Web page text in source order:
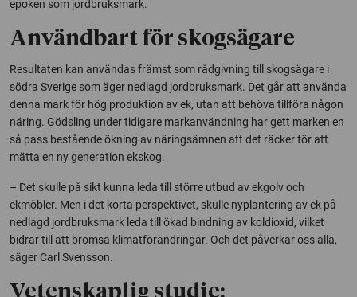
epoken som jordbruksmark.
Användbart för skogsägare
Resultaten kan användas främst som rådgivning till skogsägare i
södra Sverige som äger nedlagd jordbruksmark. Det går att använda
denna mark för hög produktion av ek, utan att behöva tillföra någon
näring. Gödsling under tidigare markanvändning har gett marken en
så pass bestående ökning av näringsämnen att det räcker för att
mätta en ny generation ekskog.
– Det skulle på sikt kunna leda till större utbud av ekgolv och
ekmöbler. Men i det korta perspektivet, skulle nyplantering av ek på
nedlagd jordbruksmark leda till ökad bindning av koldioxid, vilket
bidrar till att bromsa klimatförändringar. Och det påverkar oss alla,
säger Carl Svensson.
Vetenskaplig studie: